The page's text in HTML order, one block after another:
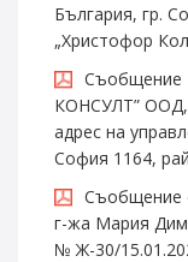
България, гр.
„Христофор
Съобщение
КОНСУЛТ” ООД,
адрес на
София 1164,
Съобщение
г-жа Мария
№ Ж-30/